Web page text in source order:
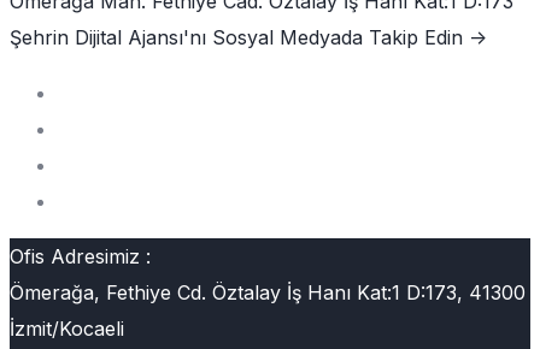
Şehrin Dijital Ajansı'nı Sosyal Medyada Takip Edin ->
Ofis Adresimiz :
Ömerağa, Fethiye Cd. Öztalay İş Hanı Kat:1 D:173, 41300
İzmit/Kocaeli